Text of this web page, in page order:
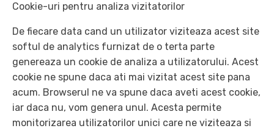
Cookie-uri pentru analiza vizitatorilor
De fiecare data cand un utilizator viziteaza acest site
softul de analytics furnizat de o terta parte
genereaza un cookie de analiza a utilizatorului. Acest
cookie ne spune daca ati mai vizitat acest site pana
acum. Browserul ne va spune daca aveti acest cookie,
iar daca nu, vom genera unul. Acesta permite
monitorizarea utilizatorilor unici care ne viziteaza si